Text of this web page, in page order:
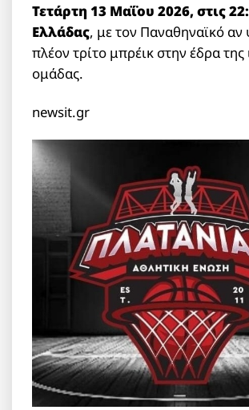
Τετάρτη 13 Μαΐου 2026, στις
Ελλάδας, με τον Παναθηναϊκό αν
πλέον τρίτο μπρέικ στην έδρα της
ομάδας.
newsit.gr